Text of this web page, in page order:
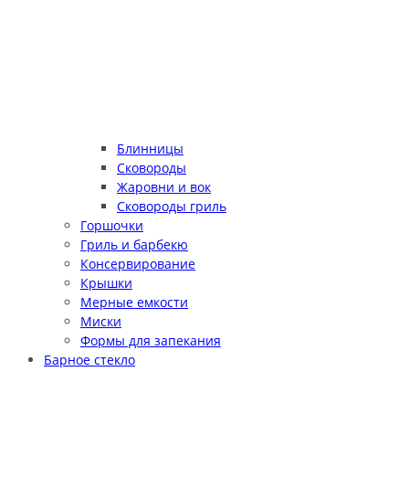
Блинницы
Сковороды
Жаровни и вок
Сковороды гриль
Горшочки
Гриль и барбекю
Консервирование
Крышки
Мерные емкости
Миски
Формы для запекания
Барное стекло